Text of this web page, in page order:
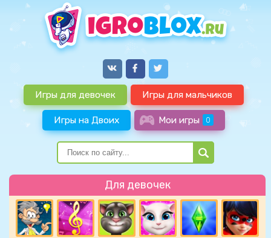
Игры для девочек Игры для мальчиков
Игры на Двоих Мои игры 0
Для девочек